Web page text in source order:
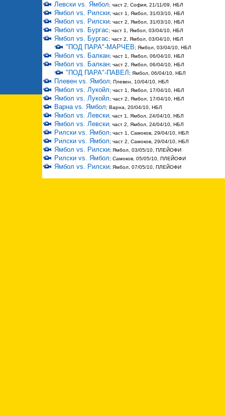
Левски vs. Ямбол; част 2, София, 21/11/09, НБЛ
Ямбол vs. Рилски; част 1, Ямбол, 31/03/10, НБЛ
Ямбол vs. Рилски; част 2, Ямбол, 31/03/10, НБЛ
Ямбол vs. Бургас; част 1, Ямбол, 03/04/10, НБЛ
Ямбол vs. Бургас; част 2, Ямбол, 03/04/10, НБЛ
"ПОД ПАРА"-МАРЧЕВ; Ямбол, 03/04/10, НБЛ
Ямбол vs. Балкан; част 1, Ямбол, 06/04/10, НБЛ
Ямбол vs. Балкан; част 2, Ямбол, 06/04/10, НБЛ
"ПОД ПАРА"-ПАВЕЛ ; Ямбол, 06/04/10, НБЛ
Плевен vs. Ямбол; Плевен, 10/04/10, НБЛ
Ямбол vs. Лукойл; част 1, Ямбол, 17/04/10, НБЛ
Ямбол vs. Лукойл; част 2, Ямбол, 17/04/10, НБЛ
Варна vs. Ямбол; Варна, 20/04/10, НБЛ
Ямбол vs. Левски; част 1, Ямбол, 24/04/10, НБЛ
Ямбол vs. Левски; част 2, Ямбол, 24/04/10, НБЛ
Рилски vs. Ямбол; част 1, Самоков, 29/04/10, НБЛ
Рилски vs. Ямбол; част 2, Самоков, 29/04/10, НБЛ
Ямбол vs. Рилски; Ямбол, 03/05/10, ПЛЕЙОФИ
Рилски vs. Ямбол; Самоков, 05/05/10, ПЛЕЙОФИ
Ямбол vs. Рилски; Ямбол, 07/05/10, ПЛЕЙОФИ